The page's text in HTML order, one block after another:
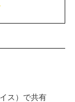
ス）で共有